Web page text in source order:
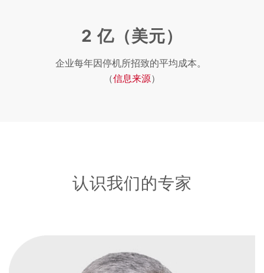
2 亿（美元）
企业每年因停机所招致的平均成本。
（信息来源）
认识我们的专家